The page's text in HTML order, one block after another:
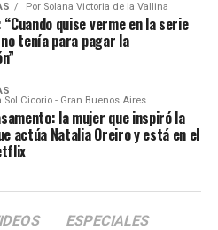
Por Solana Victoria de la Vallina
“Cuando quise verme en la serie
tenía para pagar la
Sol Cicorio - Gran Buenos Aires
la mujer que inspiró la
actúa Natalia Oreiro y está en el
ESPECIALES